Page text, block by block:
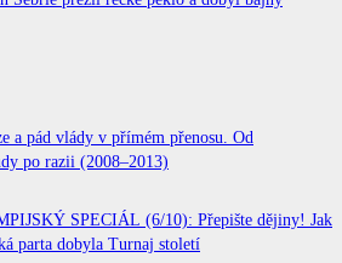
a pád vlády v přímém přenosu. Od
po razii (2008–2013)
SPECIÁL (6/10): Přepište dějiny! Jak
parta dobyla Turnaj století